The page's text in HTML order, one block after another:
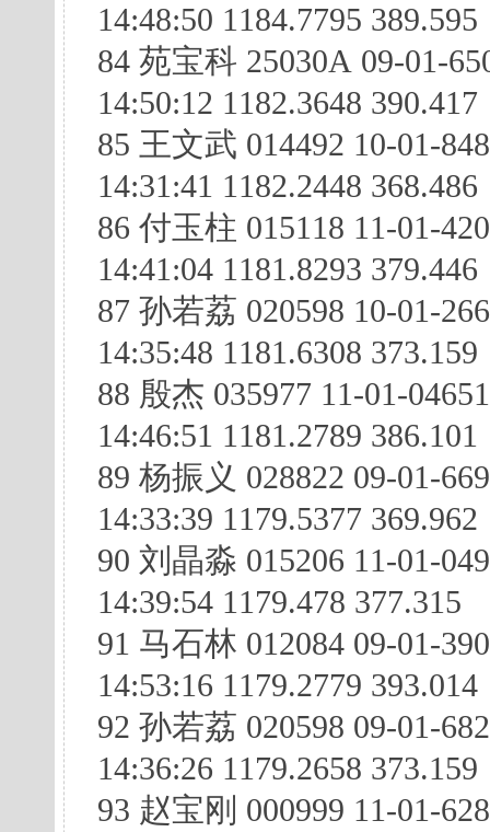
14:48:50 1184.7795 389.595
84 苑宝科 25030A 09-01-
14:50:12 1182.3648 390.417
85 王文武 014492 10-01-
14:31:41 1182.2448 368.486
86 付玉柱 015118 11-01-
14:41:04 1181.8293 379.446
87 孙若荔 020598 10-01-
14:35:48 1181.6308 373.159
88 殷杰 035977 11-01-
14:46:51 1181.2789 386.101
89 杨振义 028822 09-01-
14:33:39 1179.5377 369.962
90 刘晶淼 015206 11-01-
14:39:54 1179.478 377.315
91 马石林 012084 09-01-
14:53:16 1179.2779 393.014
92 孙若荔 020598 09-01-
14:36:26 1179.2658 373.159
93 赵宝刚 000999 11-01-